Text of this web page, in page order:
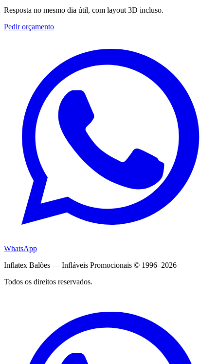
Resposta no mesmo dia útil, com layout 3D incluso.
Pedir orçamento
WhatsApp
Inflatex Balões — Infláveis Promocionais © 1996–2026
Todos os direitos reservados.